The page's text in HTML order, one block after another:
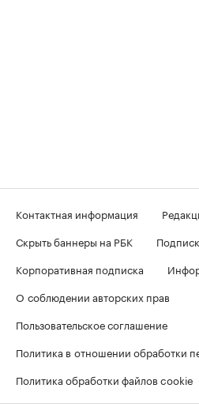
Контактная информация
Скрыть баннеры на РБК
Корпоративная подписка
О соблюдении авторских прав
Пользовательское соглашение
Политика в отношении обработки
Политика обработки файлов cookie